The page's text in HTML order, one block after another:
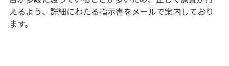
えるよう、詳細にわたる指示書をメールで案内しており
ます。